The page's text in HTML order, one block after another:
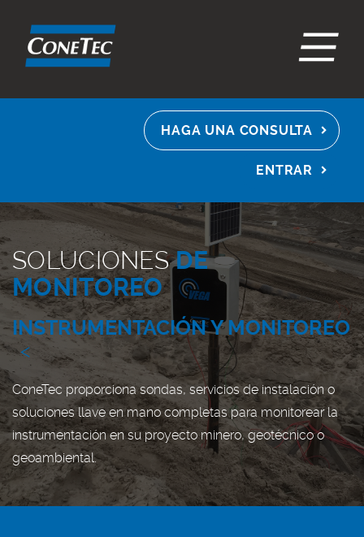
HAGA UNA CONSULTA
ENTRAR
SOLUCIONESDE
MONITOREO
INSTRUMENTACIÓN Y MONITOREO
<
ConeTec proporciona sondas, servicios de instalación o
soluciones llave en mano completas para monitorear la
instrumentación en su proyecto minero, geotécnico o
geoambiental.